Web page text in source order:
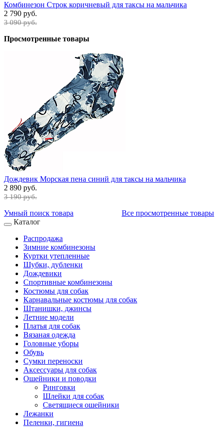
Комбинезон Строк коричневый для таксы на мальчика
2 790 руб.
3 090 руб.
Просмотренные товары
Дождевик Морская пена синий для таксы на мальчика
2 890 руб.
3 190 руб.
Все просмотренные товары
Умный поиск товара
Каталог
Распродажа
Зимние комбинезоны
Куртки утепленные
Шубки, дубленки
Дождевики
Спортивные комбинезоны
Костюмы для собак
Карнавальные костюмы для собак
Штанишки, джинсы
Летние модели
Платья для собак
Вязаная одежда
Головные уборы
Обувь
Сумки переноски
Аксессуары для собак
Ошейники и поводки
Ринговки
Шлейки для собак
Светящиеся ошейники
Лежанки
Пеленки, гигиена